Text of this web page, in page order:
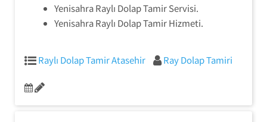
Yenisahra Raylı Dolap Tamir Servisi.
Yenisahra Raylı Dolap Tamir Hizmeti.
Raylı Dolap Tamir Atasehir Ray Dolap Tamiri